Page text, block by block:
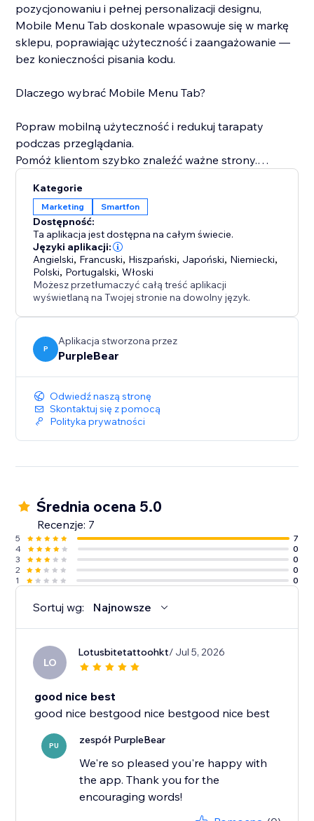
pozycjonowaniu i pełnej personalizacji designu,
Mobile Menu Tab doskonale wpasowuje się w markę
sklepu, poprawiając użyteczność i zaangażowanie —
bez konieczności pisania kodu.
Dlaczego wybrać Mobile Menu Tab?
Popraw mobilną użyteczność i redukuj tarapaty
podczas przeglądania.
Pomóż klientom szybko znaleźć ważne strony.
zakupowe.
Zachowaj pełną kontrolę wizualną, nie ingerując w
kod.
Zwiększ zaangażowanie i konwersję na urządzeniach
mobilnych.
Mobile Menu Tab przekształca nawigację Twojego
sklepu w szybkie, intuicyjne i wizualnie dopracowane
poruszać się po sklepie, na dowolnym urządzeniu.
Kategorie
Marketing Smartfon
Dostępność:
Ta aplikacja jest dostępna na całym świecie.
Języki aplikacji:
Angielski, Francuski, Hiszpański, Japoński, Niemiecki,
Polski, Portugalski,Włoski
Możesz przetłumaczyć całą treść aplikacji
wyświetlaną na Twojej stronie na dowolny język.
P
Aplikacja stworzona przez
PurpleBear
Odwiedź naszą stronę
Skontaktuj się z pomocą
Polityka prywatności
Średnia ocena 5.0
Recenzje: 7
5
7
4
0
3
0
2
0
1
0
Sortuj wg: Najnowsze
LO
Lotusbitetattoohkt/ Jul 5, 2026
good nice best
good nice bestgood nice bestgood nice best
PU zespół PurpleBear
We're so pleased you're happy with
the app. Thank you for the
encouraging words!